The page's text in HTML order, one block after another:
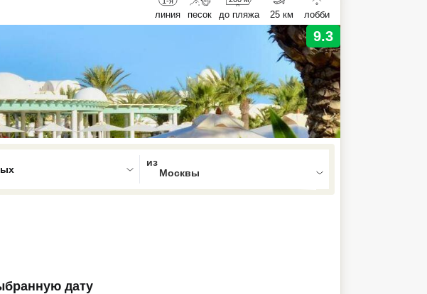
линия песок до пляжа 25 км лобби
9.3
Select is focused , press Down to open the menu,
дату